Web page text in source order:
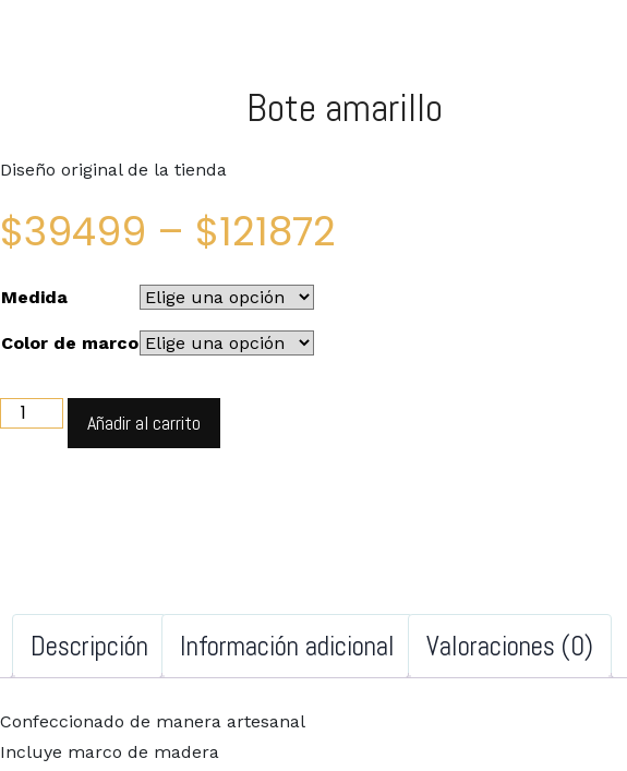
Bote amarillo
Diseño original de la tienda
$39499 – $121872
Medida
Color de marco
Bote
Añadir al carrito
Descripción Información adicional Valoraciones (0)
Confeccionado de manera artesanal
Incluye marco de madera